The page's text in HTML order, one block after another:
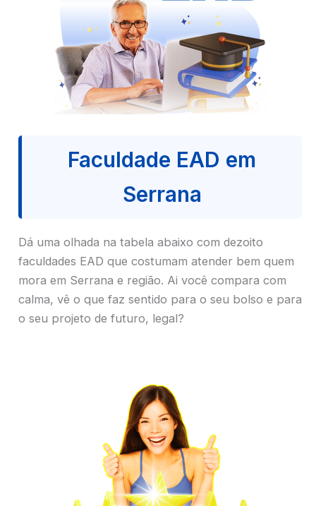
Faculdade EAD em
Serrana
Dá uma olhada na tabela abaixo com dezoito
faculdades EAD que costumam atender bem quem
mora em Serrana e região. Ai você compara com
calma, vê o que faz sentido para o seu bolso e para
o seu projeto de futuro, legal?